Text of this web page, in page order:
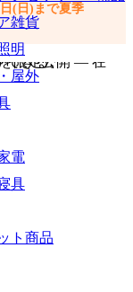
雑貨
明
屋外
電
具
ト商品
(日)まで夏季